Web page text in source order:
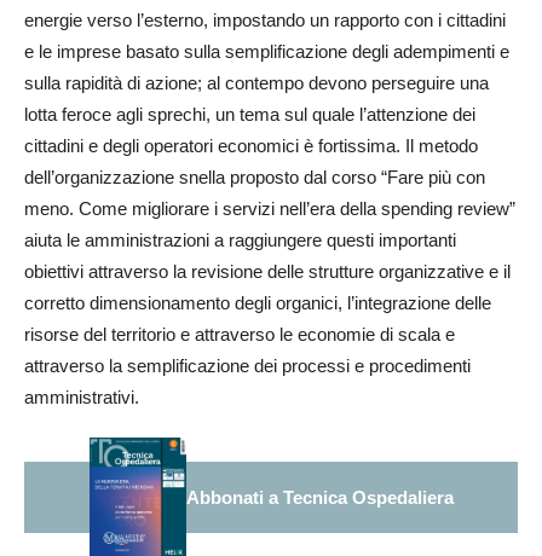
energie verso l’esterno, impostando un rapporto con i cittadini
e le imprese basato sulla semplificazione degli adempimenti e
sulla rapidità di azione; al contempo devono perseguire una
lotta feroce agli sprechi, un tema sul quale l’attenzione dei
cittadini e degli operatori economici è fortissima. Il metodo
dell’organizzazione snella proposto dal corso “Fare più con
meno. Come migliorare i servizi nell’era della spending review”
aiuta le amministrazioni a raggiungere questi importanti
obiettivi attraverso la revisione delle strutture organizzative e il
corretto dimensionamento degli organici, l’integrazione delle
risorse del territorio e attraverso le economie di scala e
attraverso la semplificazione dei processi e procedimenti
amministrativi.
Abbonati a Tecnica Ospedaliera